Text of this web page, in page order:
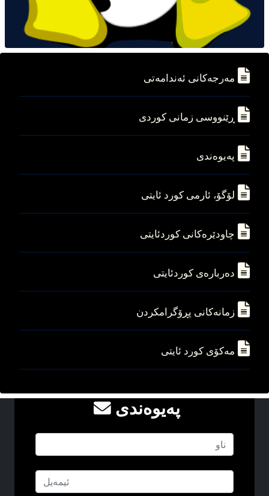
مه‌رجه‌کانی ئه‌ندامه‌تی
ڕێنووسی زمانی کوردی
په‌یوه‌ندی
لۆگۆ، ئارمی کورد ئایتی
چاودێره‌کانی کوردئایتی
ده‌رباره‌ی کوردئایتی
زمانه‌کانی پڕۆگرامکردن
مه‌کۆی کورد ئایتی
په‌یوه‌ندی